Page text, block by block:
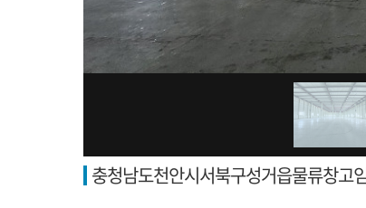
충청남도천안시서북구성거읍물류창고